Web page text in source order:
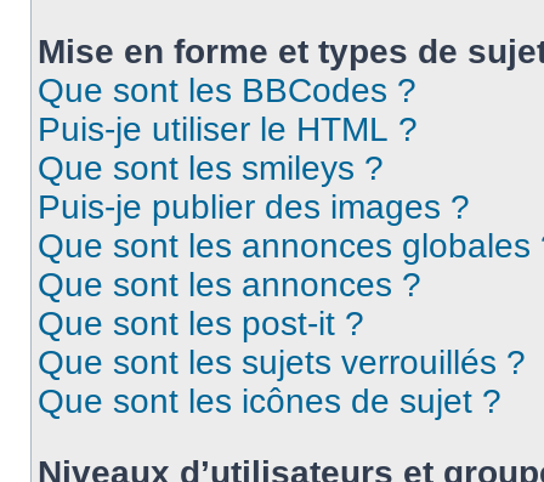
Mise en forme et types de
Que sont les BBCodes ?
Puis-je utiliser le HTML ?
Que sont les smileys ?
Puis-je publier des images ?
Que sont les annonces globales
Que sont les annonces ?
Que sont les post-it ?
Que sont les sujets verrouillés ?
Que sont les icônes de sujet ?
Niveaux d’utilisateurs et